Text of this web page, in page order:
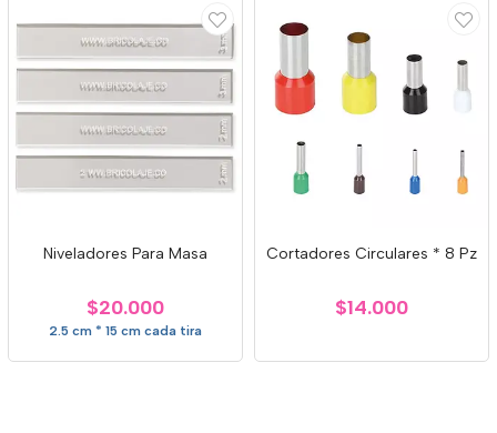
Niveladores Para Masa
$20.000
2.5 cm * 15 cm cada tira
Cortadores Circulares * 8 Pz
$14.000